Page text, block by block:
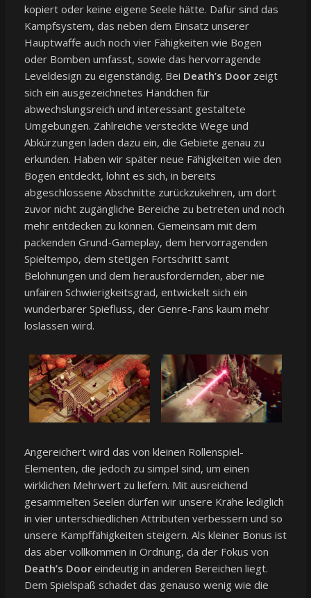
kopiert oder keine eigene Seele hätte. Dafür sind das
Kampfsystem, das neben dem Einsatz unserer
Hauptwaffe auch noch vier Fähigkeiten wie Bogen
oder Bomben umfasst, sowie das hervorragende
Leveldesign zu eigenständig. Bei Death’s Doorzeigt
sich ein ausgezeichnetes Händchen für
abwechslungsreich und interessant gestaltete
Umgebungen. Zahlreiche versteckte Wege und
Abkürzungen laden dazu ein, die Gebiete genau zu
erkunden. Haben wir später neue Fähigkeiten wie den
Bogen entdeckt, lohnt es sich, in bereits
abgeschlossene Abschnitte zurückzukehren, um dort
zuvor nicht zugängliche Bereiche zu betreten und noch
mehr entdecken zu können. Gemeinsam mit dem
packenden Grund-Gameplay, dem hervorragenden
Spieltempo, dem stetigen Fortschritt samt
Belohnungen und dem herausfordernden, aber nie
unfairen Schwierigkeitsgrad, entwickelt sich ein
wunderbarer Spiefluss, der Genre-Fans kaum mehr
loslassen wird.
Angereichert wird das von kleinen Rollenspiel-
Elementen, die jedoch zu simpel sind, um einen
wirklichen Mehrwert zu liefern. Mit ausreichend
gesammelten Seelen dürfen wir unsere Krähe lediglich
in vier unterschiedlichen Attributen verbessern und so
unsere Kampffähigkeiten steigern. Als kleiner Bonus ist
das aber vollkommen in Ordnung, da der Fokus von
Death’s Dooreindeutig in anderen Bereichen liegt.
Dem Spielspaß schadet das genauso wenig wie die